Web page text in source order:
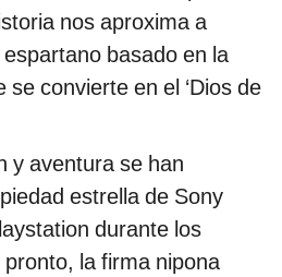
nos aproxima a
basado en la
convierte en el ‘Dios de
y aventura se han
estrella de Sony
durante los
la firma nipona